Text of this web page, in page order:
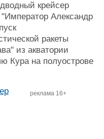
крейсер
"Император Александр
ракеты
из акватории
Кура на полуострове
реклама 16+